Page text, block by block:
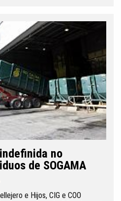
no
de SOGAMA
e Hijos, CIG e COO